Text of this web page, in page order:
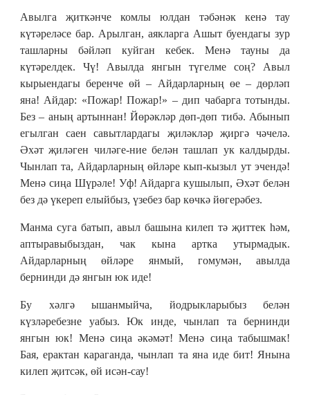
Авылга җиткәнче комлы юлдан тәбәнәк кенә тау
күтәреләсе бар. Арылган, аякларга Ашыт буендагы зур
ташларны бәйләп куйган кебек. Менә тауны да
күтәрелдек. Чү! Авылда янгын түгелме соң? Авыл
кырыендагы беренче өй – Айдарларның өе – дөрләп
яна! Айдар: «Пожар! Пожар!» – дип чабарга тотынды.
Без – аның артыннан! Йөрәкләр дөп-дөп тибә. Абынып
егылган саен савытлардагы җиләкләр җиргә чәчелә.
Әхәт җиләген чиләге-ние белән ташлап ук калдырды.
Чынлап та, Айдарларның өйләре кып-кызыл ут эчендә!
Менә сиңа Шүрәле! Уф! Айдарга кушылып, Әхәт белән
без дә үкереп елыйбыз, үзебез бар көчкә йөгерәбез.
Манма суга батып, авыл башына килеп тә җиттек һәм,
аптыравыбыздан, чак кына артка утырмадык.
Айдарларның өйләре янмый, гомумән, авылда
бернинди дә янгын юк иде!
Бу хәлгә ышанмыйча, йодрыкларыбыз белән
күзләребезне уабыз. Юк инде, чынлап та бернинди
янгын юк! Менә сиңа әкәмәт! Менә сиңа табышмак!
Бая, ерактан караганда, чынлап та яна иде бит! Янына
килеп җитсәк, өй исән-сау!